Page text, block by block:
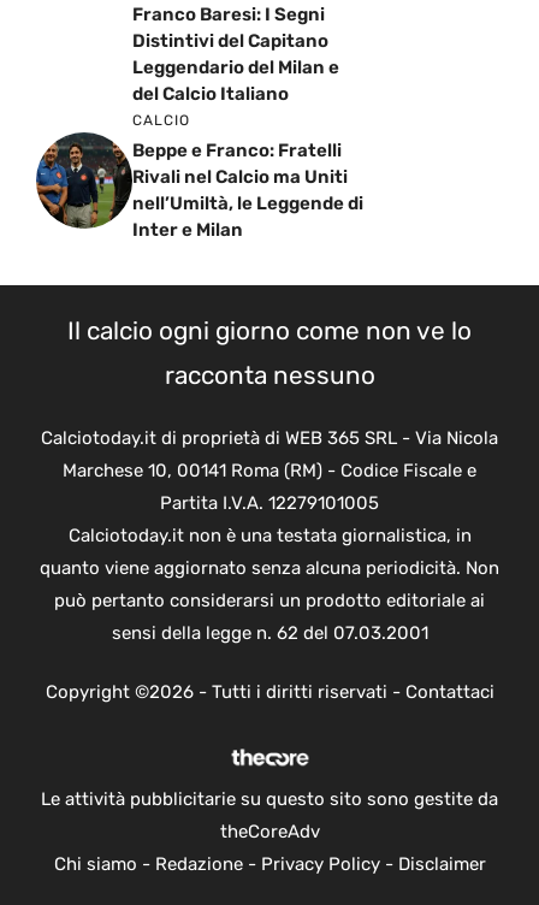
Franco Baresi: I Segni
Distintivi del Capitano
Leggendario del Milan e
del Calcio Italiano
CALCIO
Beppe e Franco: Fratelli
Rivali nel Calcio ma Uniti
nell’Umiltà, le Leggende di
Inter e Milan
Il calcio ogni giorno come non ve lo
racconta nessuno
Calciotoday.it di proprietà di WEB 365 SRL - Via Nicola
Marchese 10, 00141 Roma (RM) - Codice Fiscale e
Partita I.V.A. 12279101005
Calciotoday.it non è una testata giornalistica, in
quanto viene aggiornato senza alcuna periodicità. Non
può pertanto considerarsi un prodotto editoriale ai
sensi della legge n. 62 del 07.03.2001
Copyright ©2026 - Tutti i diritti riservati - Contattaci
Le attività pubblicitarie su questo sito sono gestite da
theCoreAdv
Chi siamo - Redazione- Privacy Policy- Disclaimer